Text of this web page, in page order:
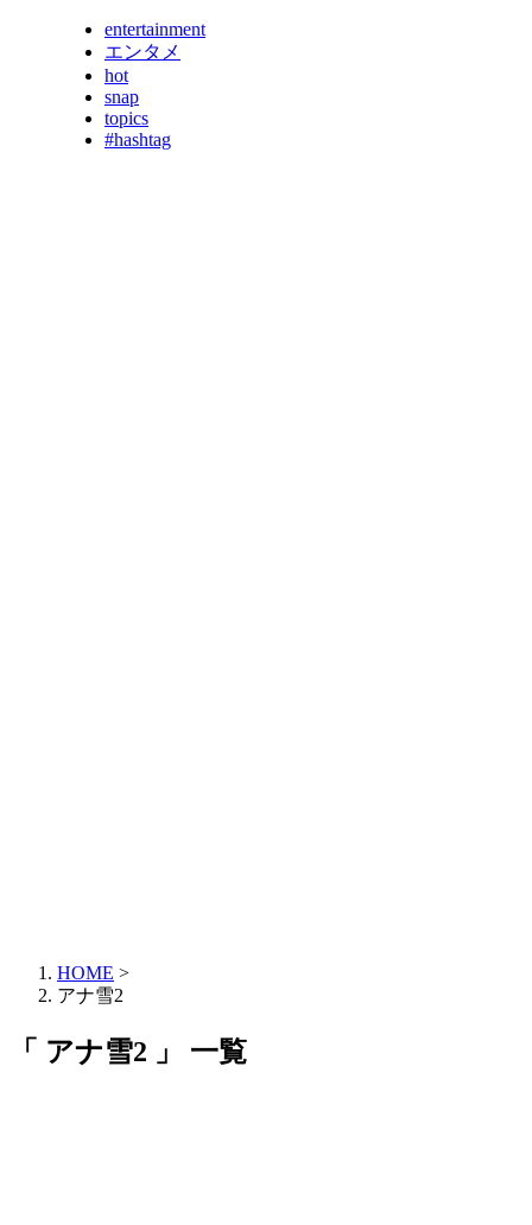
entertainment
エンタメ
hot
snap
topics
#hashtag
HOME >
アナ雪2
「 アナ雪2 」 一覧